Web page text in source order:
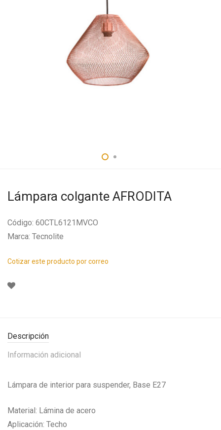
Lámpara colgante AFRODITA
Código: 60CTL6121MVCO
Marca: Tecnolite
Cotizar este producto por correo
Descripción
Información adicional
Lámpara de interior para suspender, Base E27
Material: Lámina de acero
Aplicación: Techo